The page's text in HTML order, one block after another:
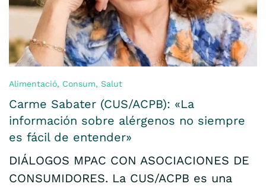
Alimentació, Consum, Salut
Carme Sabater (CUS/ACPB): «La
información sobre alérgenos no siempre
es fácil de entender»
DIÁLOGOS MPAC CON ASOCIACIONES DE
CONSUMIDORES. La CUS/ACPB es una